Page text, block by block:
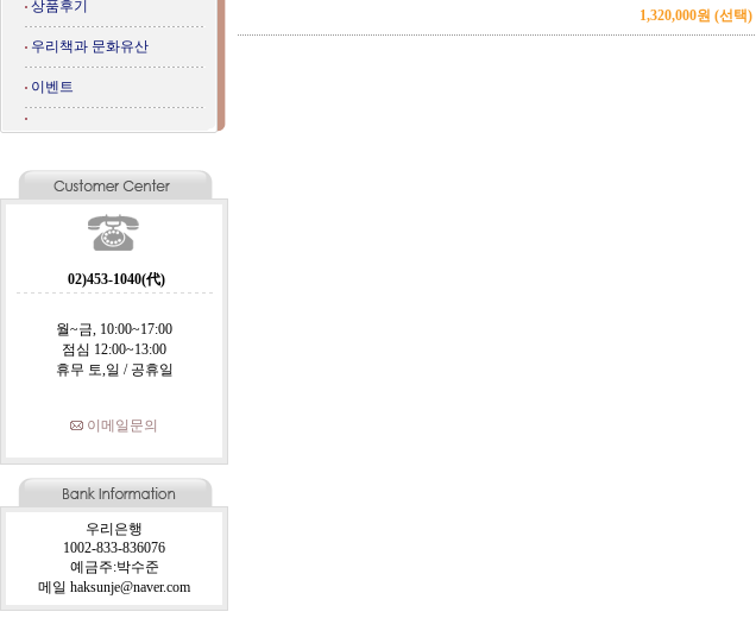
상품후기
우리책과 문화유산
이벤트
02)453-1040(代)
월~금, 10:00~17:00
점심 12:00~13:00
휴무 토,일 / 공휴일
이메일문의
우리은행
1002-833-836076
예금주:박수준
메일 haksunje@naver.com
1,320,000원 (선택)